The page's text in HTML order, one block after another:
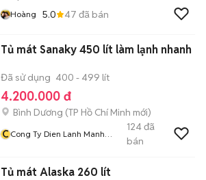
Hoàng 5.0 47 đã bán
Tủ mát Sanaky 450 lít làm lạnh nhanh
Đã sử dụng 400 - 499 lít
4.200.000 đ
Bình Dương (TP Hồ Chí Minh mới)
CCong Ty Dien Lanh Manh
124đã
bán
Tủ mát Alaska 260 lít